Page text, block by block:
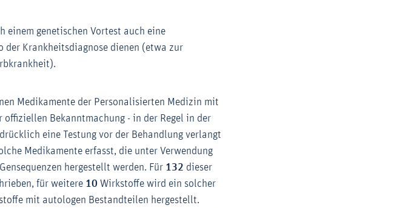
einem genetischen Vortest auch eine
der Krankheitsdiagnose dienen (etwa zur
Medikamente der Personalisierten Medizin mit
Bekanntmachung - in der Regel in der
eine Testung vor der Behandlung verlangt
Medikamente erfasst, die unter Verwendung
hergestellt werden. Für 132 dieser
für weitere 10 Wirkstoffe wird ein solcher
mit autologen Bestandteilen hergestellt.